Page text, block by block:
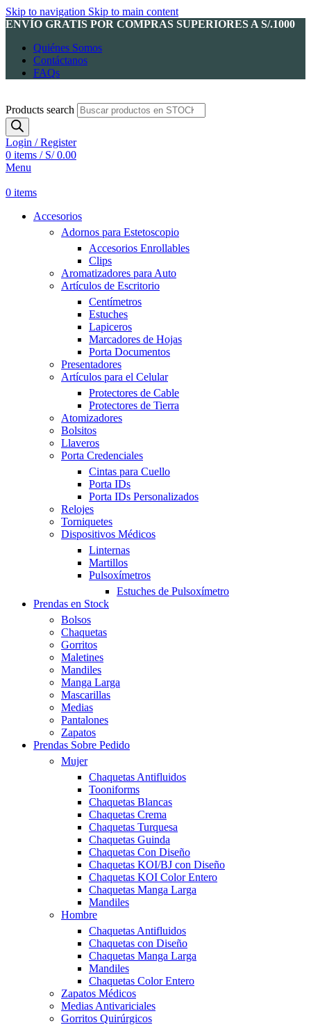
Skip to navigation Skip to main content
ENVÍO GRATIS POR COMPRAS SUPERIORES A S/.1000
Quiénes Somos
Contáctanos
FAQs
Products search
Login / Register
0 items / S/0.00
Menu
0 items
Accesorios
Adornos para Estetoscopio
Accesorios Enrollables
Clips
Aromatizadores para Auto
Artículos de Escritorio
Centímetros
Estuches
Lapiceros
Marcadores de Hojas
Porta Documentos
Presentadores
Artículos para el Celular
Protectores de Cable
Protectores de Tierra
Atomizadores
Bolsitos
Llaveros
Porta Credenciales
Cintas para Cuello
Porta IDs
Porta IDs Personalizados
Relojes
Torniquetes
Dispositivos Médicos
Linternas
Martillos
Pulsoxímetros
Estuches de Pulsoxímetro
Prendas en Stock
Bolsos
Chaquetas
Gorritos
Maletines
Mandiles
Manga Larga
Mascarillas
Medias
Pantalones
Zapatos
Prendas Sobre Pedido
Mujer
Chaquetas Antifluidos
Tooniforms
Chaquetas Blancas
Chaquetas Crema
Chaquetas Turquesa
Chaquetas Guinda
Chaquetas Con Diseño
Chaquetas KOI/BJ con Diseño
Chaquetas KOI Color Entero
Chaquetas Manga Larga
Mandiles
Hombre
Chaquetas Antifluidos
Chaquetas con Diseño
Chaquetas Manga Larga
Mandiles
Chaquetas Color Entero
Zapatos Médicos
Medias Antivariciales
Gorritos Quirúrgicos